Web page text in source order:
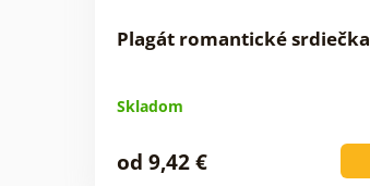
Plagát romantické srdiečka
Skladom
od 9,42 €